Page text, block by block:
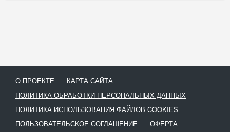
О ПРОЕКТЕ
КАРТА САЙТА
ПОЛИТИКА ОБРАБОТКИ ПЕРСОНАЛЬНЫХ ДАННЫХ
ПОЛИТИКА ИСПОЛЬЗОВАНИЯ ФАЙЛОВ COOKIES
ПОЛЬЗОВАТЕЛЬСКОЕ СОГЛАШЕНИЕ
ОФЕРТА